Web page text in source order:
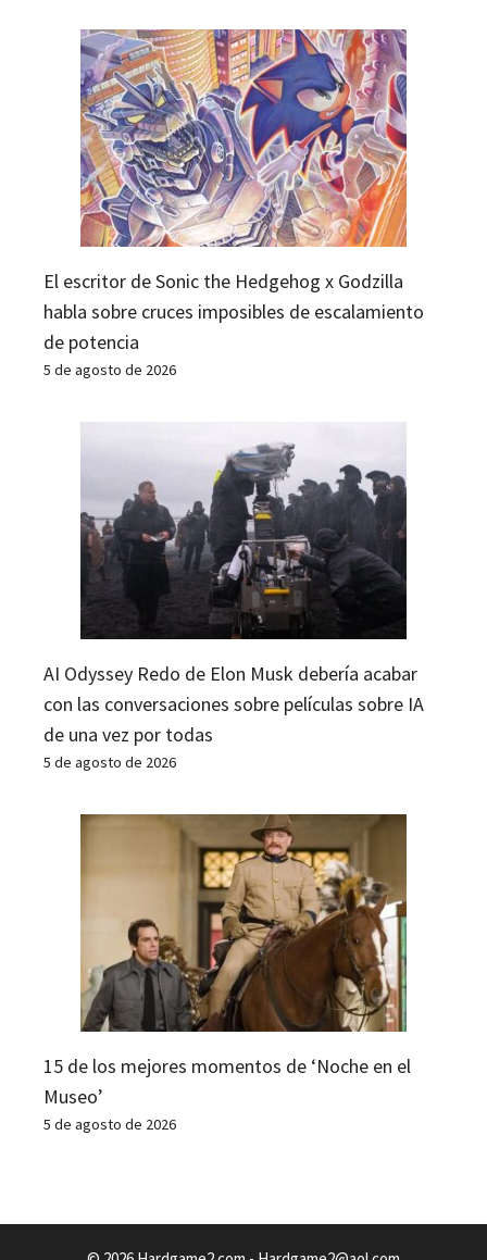
El escritor de Sonic the Hedgehog x Godzilla
habla sobre cruces imposibles de escalamiento
de potencia
5 de agosto de 2026
AI Odyssey Redo de Elon Musk debería acabar
con las conversaciones sobre películas sobre IA
de una vez por todas
5 de agosto de 2026
15 de los mejores momentos de ‘Noche en el
Museo’
5 de agosto de 2026